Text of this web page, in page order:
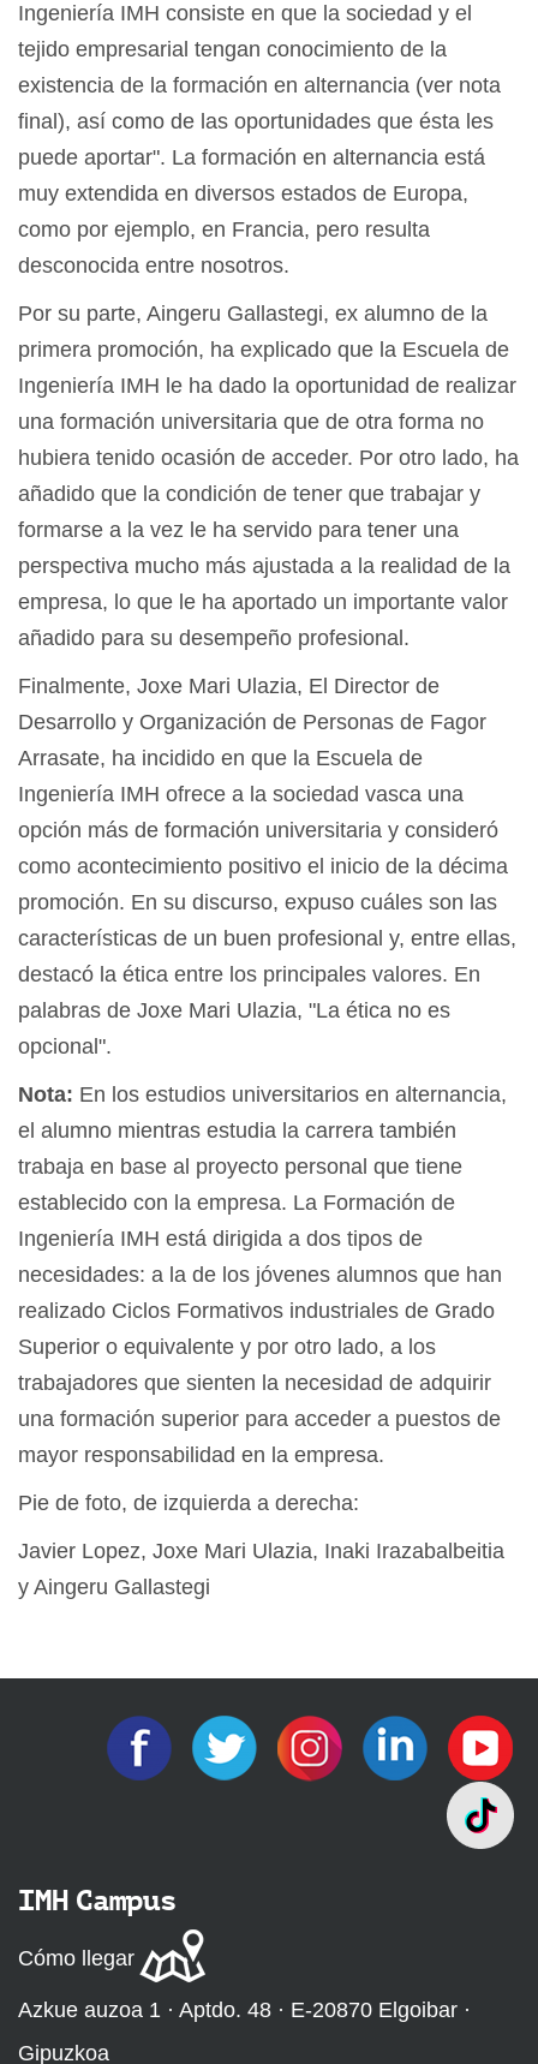
Ingeniería IMH consiste en que la sociedad y el
tejido empresarial tengan conocimiento de la
existencia de la formación en alternancia (ver nota
final), así como de las oportunidades que ésta les
puede aportar". La formación en alternancia está
muy extendida en diversos estados de Europa,
como por ejemplo, en Francia, pero resulta
desconocida entre nosotros.
Por su parte, Aingeru Gallastegi, ex alumno de la
primera promoción, ha explicado que la Escuela de
Ingeniería IMH le ha dado la oportunidad de realizar
una formación universitaria que de otra forma no
hubiera tenido ocasión de acceder. Por otro lado, ha
añadido que la condición de tener que trabajar y
formarse a la vez le ha servido para tener una
perspectiva mucho más ajustada a la realidad de la
empresa, lo que le ha aportado un importante valor
añadido para su desempeño profesional.
Finalmente, Joxe Mari Ulazia, El Director de
Desarrollo y Organización de Personas de Fagor
Arrasate, ha incidido en que la Escuela de
Ingeniería IMH ofrece a la sociedad vasca una
opción más de formación universitaria y consideró
como acontecimiento positivo el inicio de la décima
promoción. En su discurso, expuso cuáles son las
características de un buen profesional y, entre ellas,
destacó la ética entre los principales valores. En
palabras de Joxe Mari Ulazia, "La ética no es
opcional".
Nota: En los estudios universitarios en alternancia,
el alumno mientras estudia la carrera también
trabaja en base al proyecto personal que tiene
establecido con la empresa. La Formación de
Ingeniería IMH está dirigida a dos tipos de
necesidades: a la de los jóvenes alumnos que han
realizado Ciclos Formativos industriales de Grado
Superior o equivalente y por otro lado, a los
trabajadores que sienten la necesidad de adquirir
una formación superior para acceder a puestos de
mayor responsabilidad en la empresa.
Pie de foto, de izquierda a derecha:
Javier Lopez, Joxe Mari Ulazia, Inaki Irazabalbeitia
y Aingeru Gallastegi
IMH Campus
Cómo llegar
Azkue auzoa 1 · Aptdo. 48 · E-20870 Elgoibar ·
Gipuzkoa